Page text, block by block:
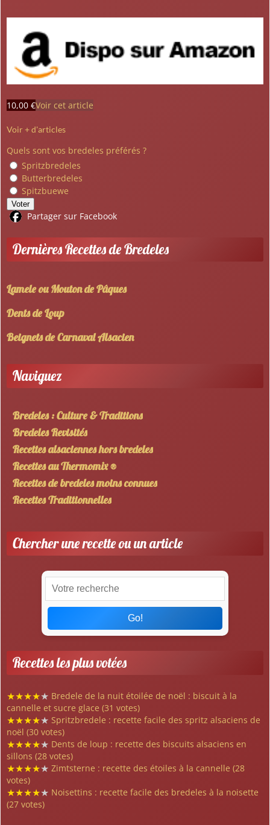
10,00 €Voir cet article
Voir + d'articles
Quels sont vos bredeles préférés ?
Spritzbredeles
Butterbredeles
Spitzbuewe
Voter
Partager sur Facebook
Dernières Recettes de Bredeles
Lamele ou Mouton de Pâques
Dents de Loup
Beignets de Carnaval Alsacien
Naviguez
Bredeles : Culture & Traditions
Bredeles Revisités
Recettes alsaciennes hors bredeles
Recettes au Thermomix ®
Recettes de bredeles moins connues
Recettes Traditionnelles
Chercher une recette ou un article
Go!
Recettes les plus votées
★★★★★ Bredele de la nuit étoilée de noël : biscuit à la
cannelle et sucre glace (31 votes)
★★★★★ Spritzbredele : recette facile des spritz alsaciens de
noël (30 votes)
★★★★★ Dents de loup : recette des biscuits alsaciens en
sillons (28 votes)
★★★★★ Zimtsterne : recette des étoiles à la cannelle (28
votes)
★★★★★ Noisettins : recette facile des bredeles à la noisette
(27 votes)